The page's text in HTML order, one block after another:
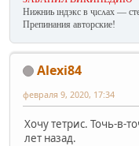
Нижниь ıндэкс в ҷıсʌах —
Препинания авторские!
Alexi84
февраля 9, 2020, 17:34
Хочу тетрис. Точь-в-
лет назад.